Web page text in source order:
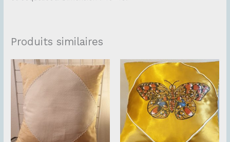
Produits similaires